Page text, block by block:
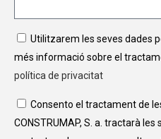
Utilitzarem les seves dades
més informació sobre el
política de privacitat
Consento el tractament de
CONSTRUMAP, S. a. tractarà